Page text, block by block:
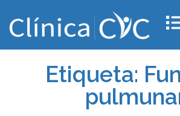
Etiqueta: